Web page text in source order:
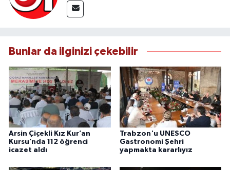
Bunlar da ilginizi çekebilir
Arsin Çiçekli Kız Kur’an
Kursu’nda 112 öğrenci
icazet aldı
Trabzon'u UNESCO
Gastronomi Şehri
yapmakta kararlıyız